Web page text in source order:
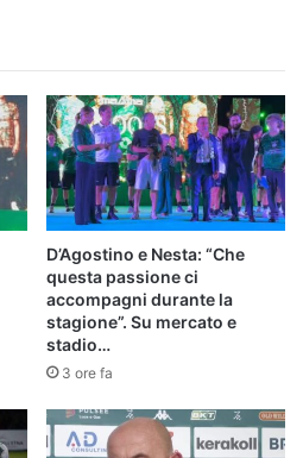
D’Agostino e Nesta: “Che
questa passione ci
accompagni durante la
stagione”. Su mercato e
stadio…
3 ore fa